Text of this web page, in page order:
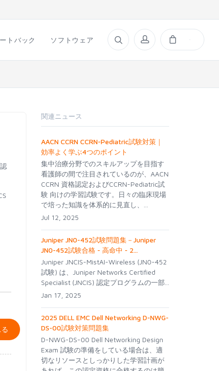
トバック ソフトウェア
関連ニュース
AACN CCRN CCRN-Pediatric試験対策｜
効率よく学ぶ4つのポイント
集中治療分野でのスキルアップを目指す
看護師の間で注目されているのが、AACN
CCRN 資格認定およびCCRN-Pediatric試
験 向けの学習試験です。日々の臨床現場
で培った知識を体系的に見直し、...
Jul 12, 2025
Juniper JN0-452試験問題集－Juniper
JN0-452試験合格 - 高命中 - 2...
Juniper JNCIS-MistAI-Wireless (JN0-452
試験) は、Juniper Networks Certified
Specialist (JNCIS) 認定プログラムの一部...
Jan 17, 2025
2025 DELL EMC Dell Networking D-NWG-
DS-00試験対策問題集
D-NWG-DS-00 Dell Networking Design
Exam 試験の準備をしている場合は、適
切なリソースとしっかりした学習計画が